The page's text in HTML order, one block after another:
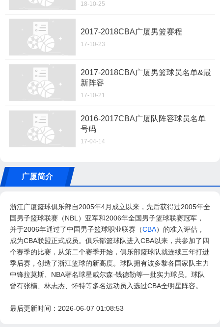
18-10-25
2017-2018CBA广厦男篮赛程
17-10-23
2017-2018CBA广厦男篮球员名单&最
新阵容
17-10-21
2016-2017CBA广厦队阵容球员名单
号码
17-04-14
广厦简介
浙江广厦篮球俱乐部自2005年4月成立以来，先后获得过2005年全
国男子篮球联赛（NBL）亚军和2006年全国男子篮球联赛冠军，
并于2006年通过了中国男子篮球职业联赛（CBA）的准入评估，
成为CBA联盟正式成员。俱乐部篮球队进入CBA以来，共参加了四
个赛季的比赛，从第二个赛季开始，俱乐部篮球队就连续三年打进
季后赛，创造了浙江篮球的新高度。球队拥有波多黎各国家队主力
中锋拉莫斯、NBA著名球星威尔森·钱德勒等一批实力球员。球队
曾有张楠、林志杰、怀特等多名运动员入选过CBA全明星阵容。
最后更新时间：2026-06-07 01:08:53